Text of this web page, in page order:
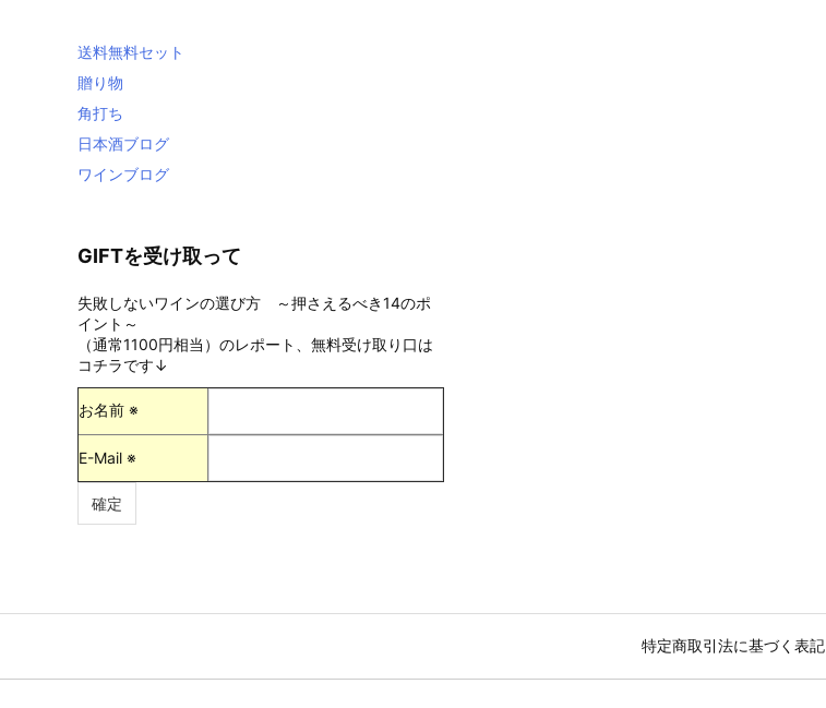
送料無料セット
贈り物
角打ち
日本酒ブログ
ワインブログ
GIFTを受け取って
失敗しないワインの選び方 ～押さえるべき14のポ
イント～
（通常1100円相当）のレポート、無料受け取り口は
コチラです↓
お名前 ※
E-Mail ※
特定商取引法に基づく表記